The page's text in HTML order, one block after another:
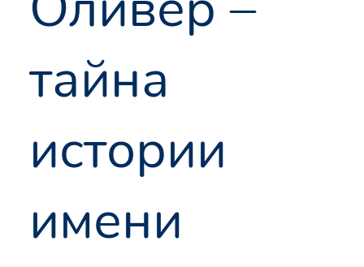
тайна
истории
имени